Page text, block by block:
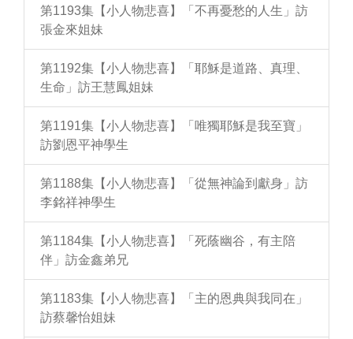
第1193集【小人物悲喜】「不再憂愁的人生」訪
張金來姐妹
第1192集【小人物悲喜】「耶穌是道路、真理、
生命」訪王慧鳳姐妹
第1191集【小人物悲喜】「唯獨耶穌是我至寶」
訪劉恩平神學生
第1188集【小人物悲喜】「從無神論到獻身」訪
李銘祥神學生
第1184集【小人物悲喜】「死蔭幽谷，有主陪
伴」訪金鑫弟兄
第1183集【小人物悲喜】「主的恩典與我同在」
訪蔡馨怡姐妹